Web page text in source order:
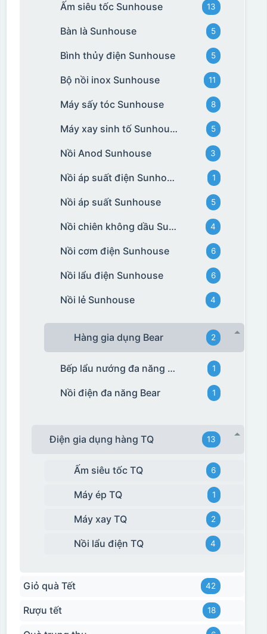
Ấm siêu tốc Sunhouse 13
Bàn là Sunhouse 5
Bình thủy điện Sunhouse 5
Bộ nồi inox Sunhouse 11
Máy sấy tóc Sunhouse 8
Máy xay sinh tố Sunhouse 5
Nồi Anod Sunhouse 3
Nồi áp suất điện Sunhouse 1
Nồi áp suất Sunhouse 5
Nồi chiên không dầu Sunhouse 4
Nồi cơm điện Sunhouse 6
Nồi lẩu điện Sunhouse 6
Nồi lẻ Sunhouse 4
Hàng gia dụng Bear 2
Bếp lẩu nướng đa năng Bear 1
Nồi điện đa năng Bear 1
Điện gia dụng hàng TQ 13
Ấm siêu tốc TQ 6
Máy ép TQ 1
Máy xay TQ 2
Nồi lẩu điện TQ 4
Giỏ quà Tết 42
Rượu tết 18